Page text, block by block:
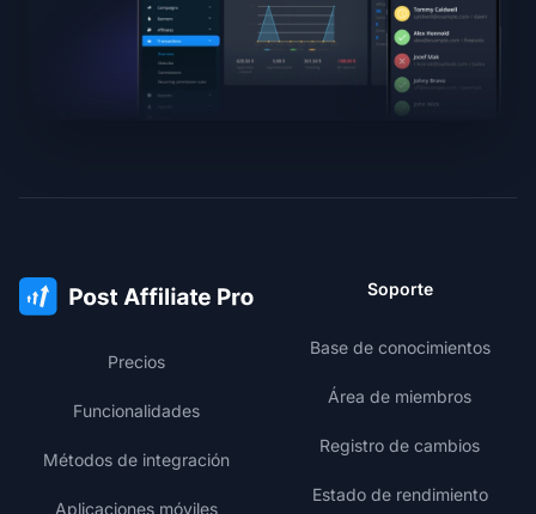
Precios
Funcionalidades
Métodos de integración
Aplicaciones móviles
Soporte
Base de conocimientos
Área de miembros
Registro de cambios
Estado de rendimiento